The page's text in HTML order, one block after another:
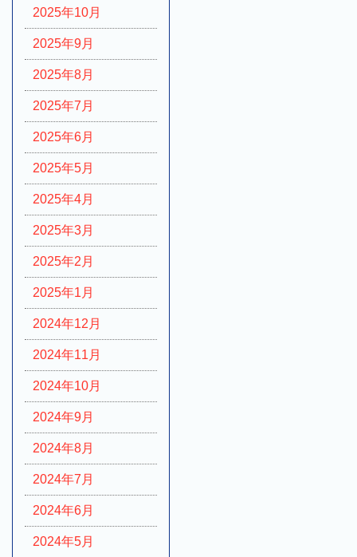
2025年10月
2025年9月
2025年8月
2025年7月
2025年6月
2025年5月
2025年4月
2025年3月
2025年2月
2025年1月
2024年12月
2024年11月
2024年10月
2024年9月
2024年8月
2024年7月
2024年6月
2024年5月